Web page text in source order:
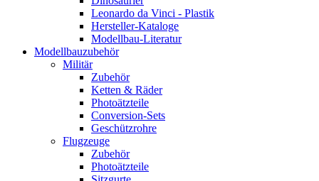
Leonardo da Vinci - Plastik
Hersteller-Kataloge
Modellbau-Literatur
Modellbauzubehör
Militär
Zubehör
Ketten & Räder
Photoätzteile
Conversion-Sets
Geschützrohre
Flugzeuge
Zubehör
Photoätzteile